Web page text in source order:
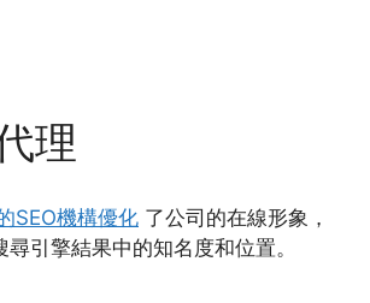
理
SEO機構優化 了公司的在線形象，
引擎結果中的知名度和位置。